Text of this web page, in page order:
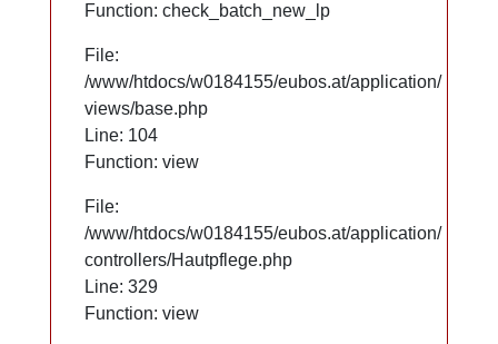
Function: check_batch_new_lp
File:
/www/htdocs/w0184155/eubos.at/application/
views/base.php
Line: 104
Function: view
File:
/www/htdocs/w0184155/eubos.at/application/
controllers/Hautpflege.php
Line: 329
Function: view
Function: check_batch_new_lp
File:
/www/htdocs/w0184155/eubos.at/application/
views/base.php
Line: 104
Function: view
File:
/www/htdocs/w0184155/eubos.at/application/
controllers/Hautpflege.php
Line: 329
Function: view